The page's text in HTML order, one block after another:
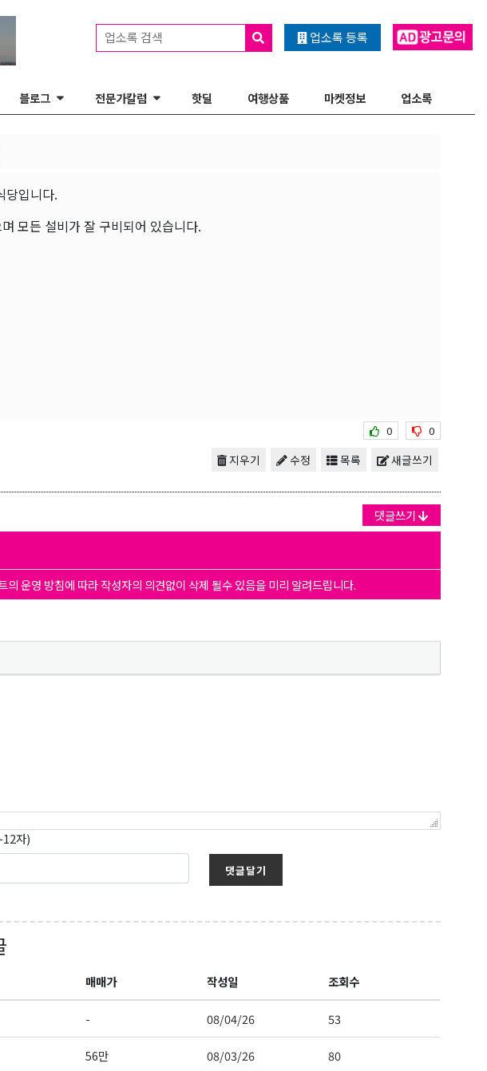
업소록 등록
업소록 검색
블로그 전문가칼럼 핫딜 여행상품 마켓정보 업소록
당입니다.
모든 설비가 잘 구비되어 있습니다.
0 0
새글쓰기
목록
수정
지우기
댓글쓰기
운영 방침에 따라 작성자의 의견없이 삭제 될수 있음을 미리 알려드립니다.
자)
댓글달기
매매가 작성일 조회수
- 08/04/26 53
56만 08/03/26 80